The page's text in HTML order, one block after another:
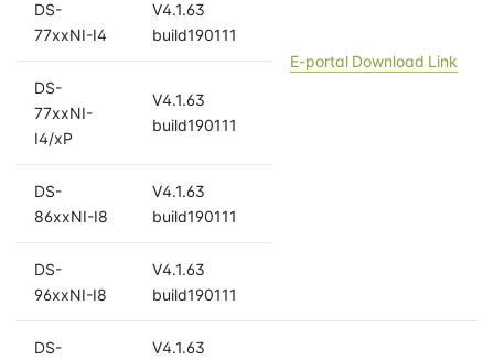
E-portal Download Link
DS-
77xxNI-I4
V4.1.63
build190111
DS-
77xxNI-
I4/xP
V4.1.63
build190111
DS-
86xxNI-I8
V4.1.63
build190111
DS-
96xxNI-I8
V4.1.63
build190111
DS-
V4.1.63